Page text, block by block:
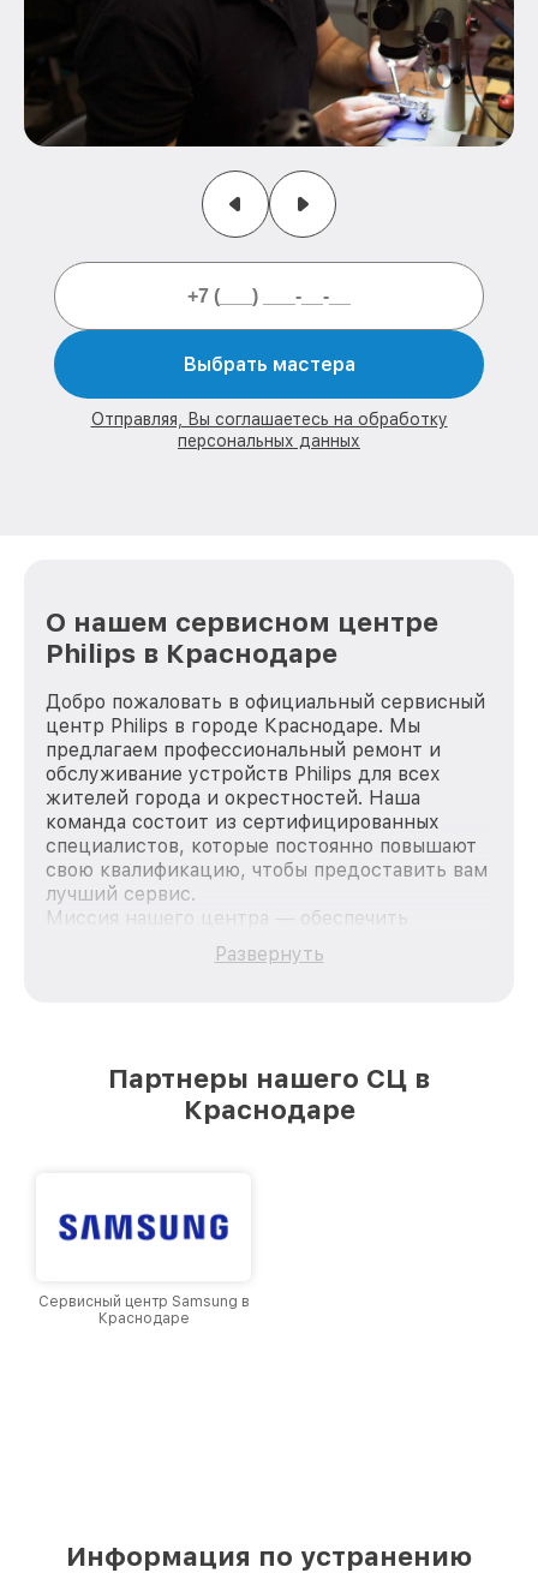
Выбрать мастера
Отправляя, Вы соглашаетесь на обработку
персональных данных
О нашем сервисном центре
Philips в Краснодаре
Добро пожаловать в официальный сервисный
центр Philips в городе Краснодаре. Мы
предлагаем профессиональный ремонт и
обслуживание устройств Philips для всех
жителей города и окрестностей. Наша
команда состоит из сертифицированных
специалистов, которые постоянно повышают
свою квалификацию, чтобы предоставить вам
лучший сервис.
Миссия нашего центра — обеспечить
качественный и доступный ремонт для
каждого пользователя продукции Philips, вне
лучшим сервисным центром Philips в городе
Краснодаре, постоянно повышая уровень
Развернуть
Партнеры нашего СЦ в
Краснодаре
Сервисный центр Samsung в
Краснодаре
Информация по устранению